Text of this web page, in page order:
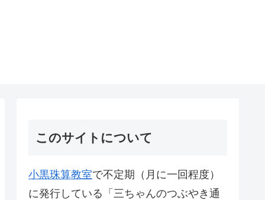
このサイトについて
小黒珠算教室で不定期（月に一回程度）
に発行している「三ちゃんのつぶやき通